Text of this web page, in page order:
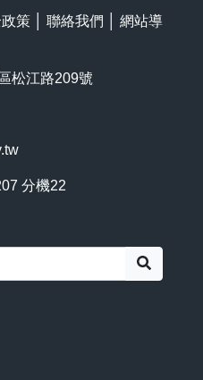
策 聯絡我們
網站導
松江路209號
分機22